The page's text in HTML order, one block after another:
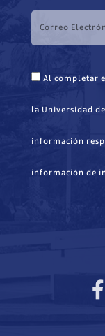
Al completar
la Universidad
información
información de